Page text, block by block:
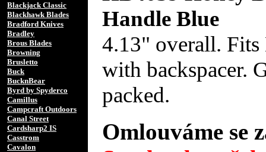
Blackjack Classic
Blackhawk Blades
Bradford Knives
Bradley
Brous Blades
Browning
Brusletto
Buck
BucknBear
Byrd by Spyderco
Camillus
Campcraft Outdoors
Canal Street
Cardsharp2 IS
Casstrom
Cavalon
Handle Blue
4.13" overall.
with backspacer.
packed.
Omlouváme se